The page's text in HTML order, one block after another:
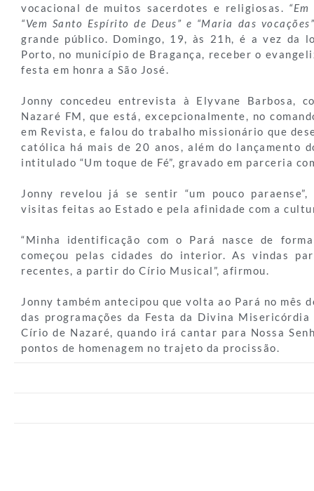
vocacional de muitos sacerdotes e religiosas.
“Vem Santo Espírito de Deus” e “Maria das
grande público. Domingo, 19, às 21h, é a vez da
Porto, no município de Bragança, receber o
festa em honra a São José.
Jonny concedeu entrevista à Elyvane Barbosa,
Nazaré FM, que está, excepcionalmente, no
em Revista, e falou do trabalho missionário que
católica há mais de 20 anos, além do lançamento
intitulado “Um toque de Fé”, gravado em parceria
Jonny revelou já se sentir “um pouco
visitas feitas ao Estado e pela afinidade com a
“Minha identificação com o Pará nasce de
começou pelas cidades do interior. As vindas
recentes, a partir do Círio Musical”, afirmou.
Jonny também antecipou que volta ao Pará no mês
das programações da Festa da Divina
Círio de Nazaré, quando irá cantar para Nossa
pontos de homenagem no trajeto da procissão.